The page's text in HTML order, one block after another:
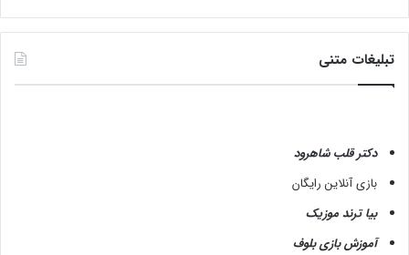
تبلیغات متنی
دکتر قلب شاهرود
بازی آنلاین رایگان
بیا ترند موزیک
آموزش بازی بلوف